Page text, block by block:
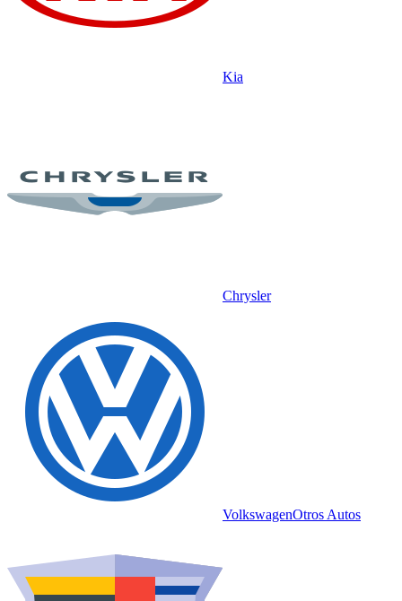
Kia
Chrysler
VolkswagenOtros Autos